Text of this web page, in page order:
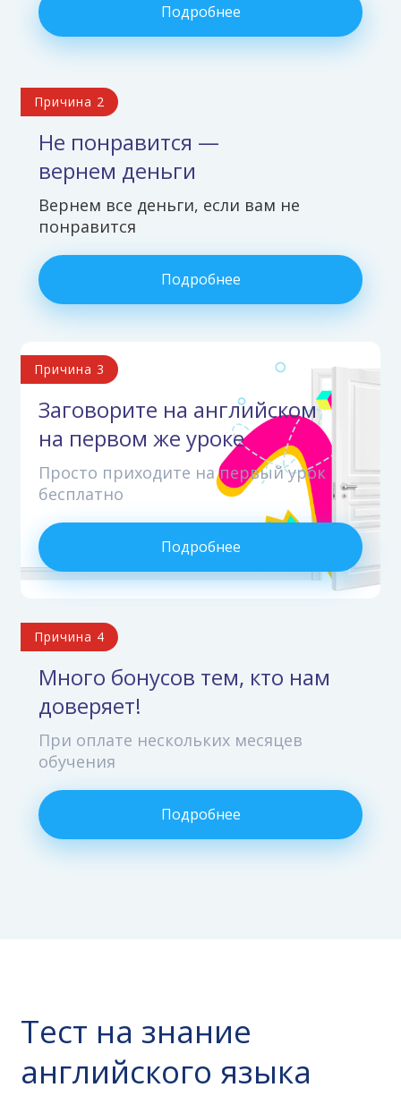
Подробнее
Причина 2
Не понравится —
вернем деньги
Вернем все деньги, если вам не
понравится
Подробнее
Причина 3
Заговорите на английском
на первом же уроке
Просто приходите на первый урок
бесплатно
Подробнее
Причина 4
Много бонусов тем, кто нам
доверяет!
При оплате нескольких месяцев
обучения
Подробнее
Тест на знание
английского языка